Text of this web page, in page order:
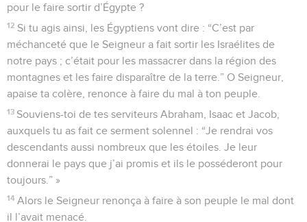
pour le faire sortir d’Égypte ?
12 Si tu agis ainsi, les Égyptiens vont dire : “C’est par
méchanceté que le Seigneur a fait sortir les Israélites de
notre pays ; c’était pour les massacrer dans la région des
montagnes et les faire disparaître de la terre.” O Seigneur,
apaise ta colère, renonce à faire du mal à ton peuple.
13 Souviens-toi de tes serviteurs Abraham, Isaac et Jacob,
auxquels tu as fait ce serment solennel : “Je rendrai vos
descendants aussi nombreux que les étoiles. Je leur
donnerai le pays que j’ai promis et ils le posséderont pour
toujours.” »
14 Alors le Seigneur renonça à faire à son peuple le mal dont
il l’avait menacé.